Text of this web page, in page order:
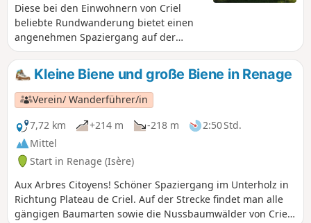
Diese bei den Einwohnern von Criel
beliebte Rundwanderung bietet einen
angenehmen Spaziergang auf der
Route de Bourretières und einen
Rückweg durch das Unterholz über die
Bergrücken, von denen aus man einen
Blick auf das Isère-Tal, den Vercors und
die Chartreuse hat.Eine bei Wanderern,
Mountainbikern und Joggern beliebte
Rundwanderung...
Kleine Biene und große Biene in Renage
Verein/ Wanderführer/in
7,72 km
+214 m -218 m
2:50 Std.
Mittel
Start in Renage (Isère)
Aux Arbres Citoyens! Schöner Spaziergang im Unterholz in
Richtung Plateau de Criel. Auf der Strecke findet man alle
gängigen Baumarten sowie die Nussbaumwälder von Criel.